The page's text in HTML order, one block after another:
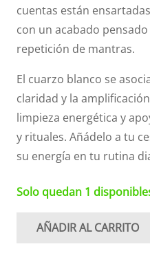
cuentas están
con un acabado
repetición de mantras.
El cuarzo blanco se
claridad y la
limpieza energética y
y rituales. Añádelo a tu
su energía en tu rutina
Solo quedan 1
Japa
AÑADIR AL CARRITO